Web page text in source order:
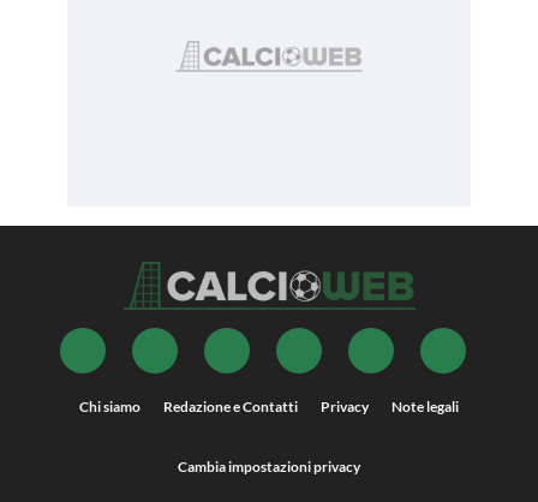
Chi siamo Redazione e Contatti Privacy Note legali
Cambia impostazioni privacy